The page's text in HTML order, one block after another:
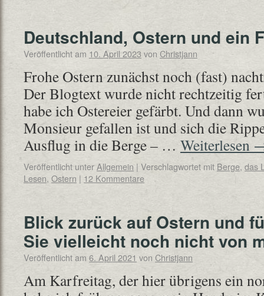
Deutschland, Ostern und ein
Veröffentlicht am 10. April 2023 von Christjann
Frohe Ostern zunächst noch (fast)
Der Blogtext wurde nicht rechtzeitig
habe ich Ostereier gefärbt. Und dann
Monsieur gefallen ist und sich die
Ausflug in die Berge – … Weiterlesen
Veröffentlicht unterAllgemein | Verschlagwortet mit Berge, das
Lesen, Ostern | 12 Kommentare
Blick zurück auf Ostern und
Sie vielleicht noch nicht von
Veröffentlicht am 6. April 2021 von Christjann
Am Karfreitag, der hier übrigens ein